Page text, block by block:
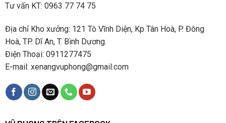
Tư vấn KT: 0963 77 74 75
Địa chỉ Kho xưởng: 121 Tô Vĩnh Diện, Kp Tân Hoà, P. Đông
Hoà, TP. Dĩ An, T. Bình Dương.
Điện Thoại: 0911277475
E-mail: xenangvuphong@gmail.com